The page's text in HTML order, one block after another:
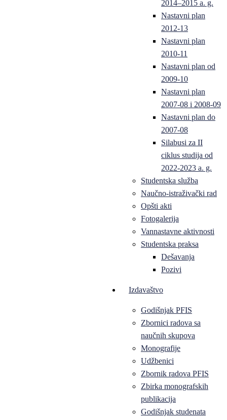
2014–2015 a. g.
Nastavni plan
2012-13
Nastavni plan
2010-11
Nastavni plan od
2009-10
Nastavni plan
2007-08 i 2008-09
Nastavni plan do
2007-08
Silabusi za II
ciklus studija od
2022-2023 a. g.
Studentska služba
Naučno-istraživački rad
Opšti akti
Fotogalerija
Vannastavne aktivnosti
Studentska praksa
Dešavanja
Pozivi
Izdavaštvo
Godišnjak PFIS
Zbornici radova sa
naučnih skupova
Monografije
Udžbenici
Zbornik radova PFIS
Zbirka monografskih
publikacija
Godišnjak studenata